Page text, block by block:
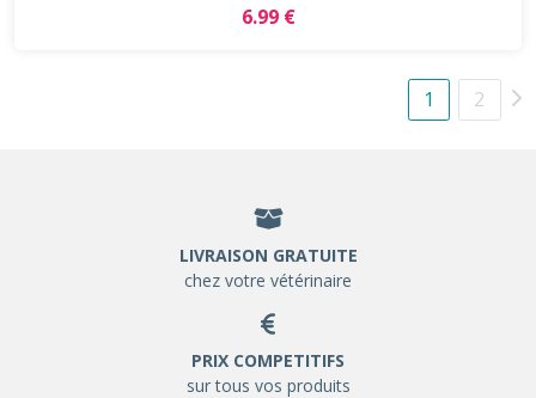
6.99 €
1 2
LIVRAISON GRATUITE
chez votre vétérinaire
PRIX COMPETITIFS
sur tous vos produits